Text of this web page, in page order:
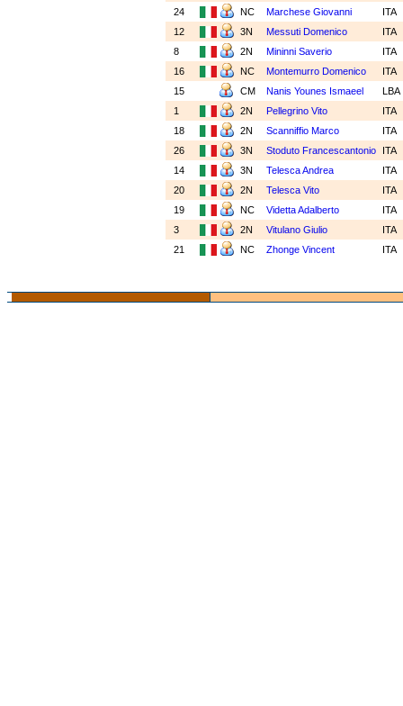
24
NC Marchese Giovanni
ITA
12
3N Messuti Domenico
ITA
8
2N Mininni Saverio
ITA
16
NC Montemurro Domenico
ITA
15
CM Nanis Younes Ismaeel
LBA
1
2N Pellegrino Vito
ITA
18
2N Scanniffio Marco
ITA
26
3N Stoduto Francescantonio
ITA
14
3N Telesca Andrea
ITA
20
2N Telesca Vito
ITA
19
NC Videtta Adalberto
ITA
3
2N Vitulano Giulio
ITA
21
NC Zhonge Vincent ITA